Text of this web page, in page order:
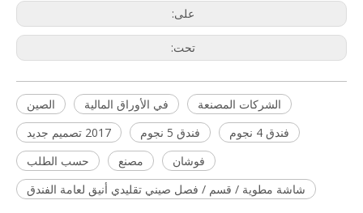
على:
تحت:
الصين في الأوراق المالية
الشركات المصنعة
2017 تصميم جديد
فندق 5 نجوم
فندق 4 نجوم
حسب الطلب
مصنع
فوشان
شاشة مطوية / قسم / فصل صيني تقليدي أنيق لعامة الفندق